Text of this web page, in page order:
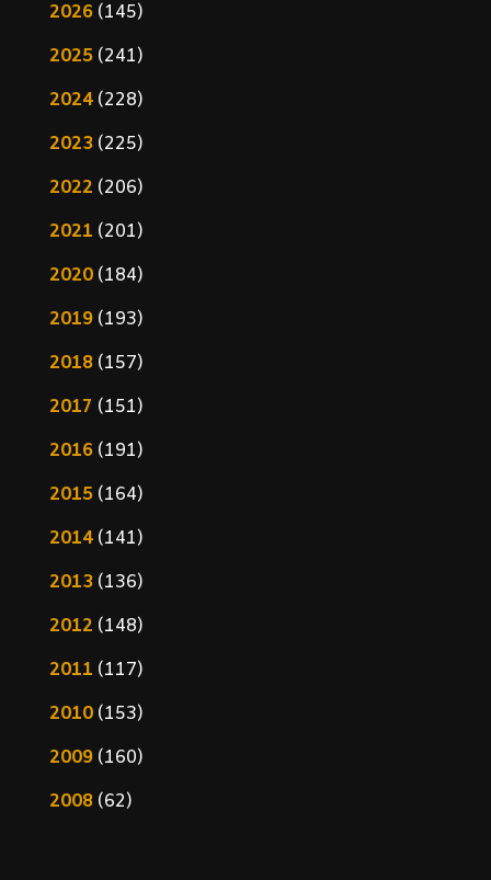
2026(145)
2025(241)
2024(228)
2023(225)
2022 (206)
2021 (201)
2020(184)
2019(193)
2018(157)
2017 (151)
2016(191)
2015(164)
2014(141)
2013(136)
2012 (148)
2011 (117)
2010(153)
2009(160)
2008(62)